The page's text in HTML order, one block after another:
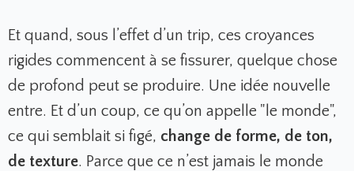
Et quand, sous l’effet d’un trip, ces croyances
rigides commencent à se fissurer, quelque chose
de profond peut se produire. Une idée nouvelle
entre. Et d’un coup, ce qu’on appelle "le monde",
ce qui semblait si figé, change de forme, de ton,
de texture. Parce que ce n’est jamais le monde